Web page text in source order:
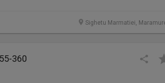
Sighetu Marmatiei,
360